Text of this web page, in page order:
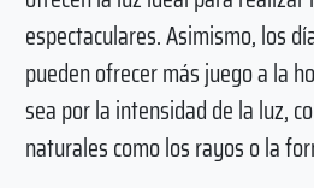
espectaculares. Asimismo, los
pueden ofrecer más juego a la
sea por la intensidad de la luz,
naturales como los rayos o la